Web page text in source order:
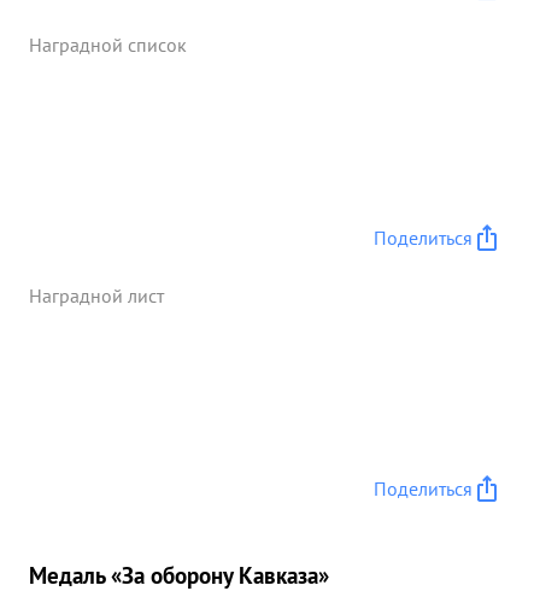
Наградной список
Поделиться
Наградной лист
Поделиться
Медаль «За оборону Кавказа»